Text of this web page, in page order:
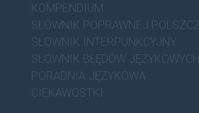
KOMPENDIUM
SŁOWNIK POPRAWNEJ
SŁOWNIK INTERPUNKCYJNY
SŁOWNIK BŁĘDÓW JĘZYKOWYCH
PORADNIA JĘZYKOWA
CIEKAWOSTKI